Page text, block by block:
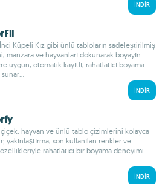
İNDIR
İnci Küpeli Kız gibi ünlü tabloların sadeleştirilmiş
manzara ve hayvanları dokunarak boyayın.
uygun, otomatik kayıtlı, rahatlatıcı boyama
İNDIR
çiçek, hayvan ve ünlü tablo çizimlerini kolayca
yakınlaştırma, son kullanılan renkler ve
rahatlatıcı bir boyama deneyimi
İNDIR